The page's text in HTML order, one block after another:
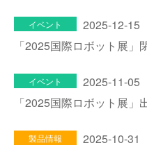
イベント
2025-12-15
「2025国際ロボット展」
イベント
2025-11-05
「2025国際ロボット展」
製品情報
2025-10-31